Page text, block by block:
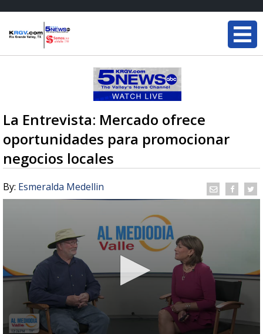
La Entrevista: Mercado ofrece
oportunidades para promocionar
negocios locales
By: Esmeralda Medellin